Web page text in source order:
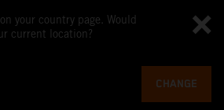
your country page. Would
current location?
CHANGE